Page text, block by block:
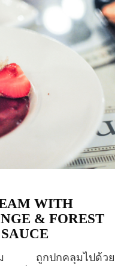
& FOREST